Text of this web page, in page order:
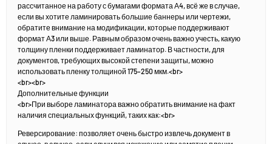
рассчитанное на работу с бумагами формата А4, всё же в случае,
если вы хотите ламинировать большие баннеры или чертежи,
обратите внимание на модификации, которые поддерживают
формат А3 или выше. Равным образом очень важно учесть, какую
толщину пленки поддерживает ламинатор. В частности, для
документов, требующих высокой степени защиты, можно
использовать пленку толщиной 175–250 мкм.<br>
<br><br>
Дополнительные функции
<br>При выборе ламинатора важно обратить внимание на факт
наличия специальных функций, таких как:<br>
Реверсирование: позволяет очень быстро извлечь документ в